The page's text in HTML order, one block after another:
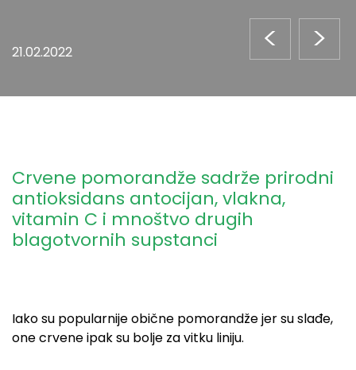
21.02.2022 < >
Crvene pomorandže sadrže prirodni
antioksidans antocijan, vlakna,
vitamin C i mnoštvo drugih
blagotvornih supstanci
Iako su popularnije obične pomorandže jer su slađe,
one crvene ipak su bolje za vitku liniju.